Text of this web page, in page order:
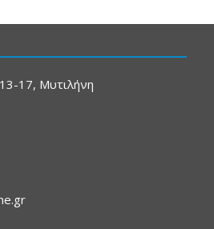
17, Μυτιλήνη